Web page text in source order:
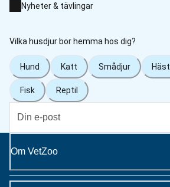
Nyheter & tävlingar
Vilka husdjur bor hemma hos dig?
Hund Katt Smådjur Häst
Fisk Reptil
Om VetZoo